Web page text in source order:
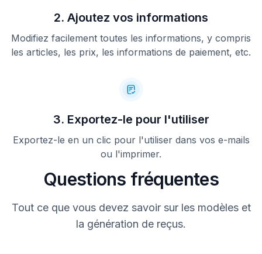
2. Ajoutez vos informations
Modifiez facilement toutes les informations, y compris
les articles, les prix, les informations de paiement, etc.
3. Exportez-le pour l'utiliser
Exportez-le en un clic pour l'utiliser dans vos e-mails
ou l'imprimer.
Questions fréquentes
Tout ce que vous devez savoir sur les modèles et
la génération de reçus.